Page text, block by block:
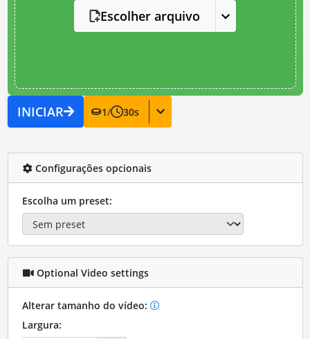
Escolher arquivo
INICIAR 1/ 30s
Configurações opcionais
Escolha um preset:
Optional Video settings
Alterar tamanho do vídeo:
Largura: